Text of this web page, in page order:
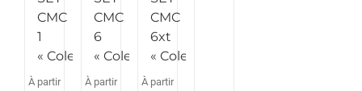
CMC
1
« Colette »
À partir
CMC
6
« Colette »
À partir
CMC
6xt
« Colette »
À partir